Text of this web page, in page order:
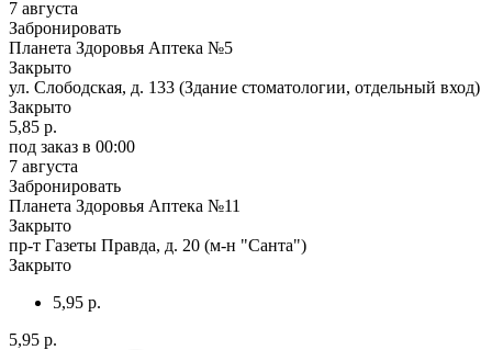
7 августа
Забронировать
Планета Здоровья Аптека №5
Закрыто
ул. Слободская, д. 133 (Здание стоматологии, отдельный вход)
Закрыто
5,85 р.
под заказ в 00:00
7 августа
Забронировать
Планета Здоровья Аптека №11
Закрыто
пр-т Газеты Правда, д. 20 (м-н "Санта")
Закрыто
5,95 р.
5,95 р.